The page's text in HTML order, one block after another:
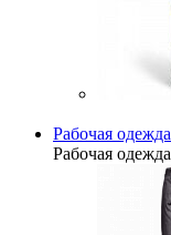
Рабочая одежда
Рабочая одежда